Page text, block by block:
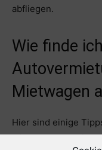
abfliegen.
Wie finde
Mietwagen
Hier sind einige
Mietwagen am